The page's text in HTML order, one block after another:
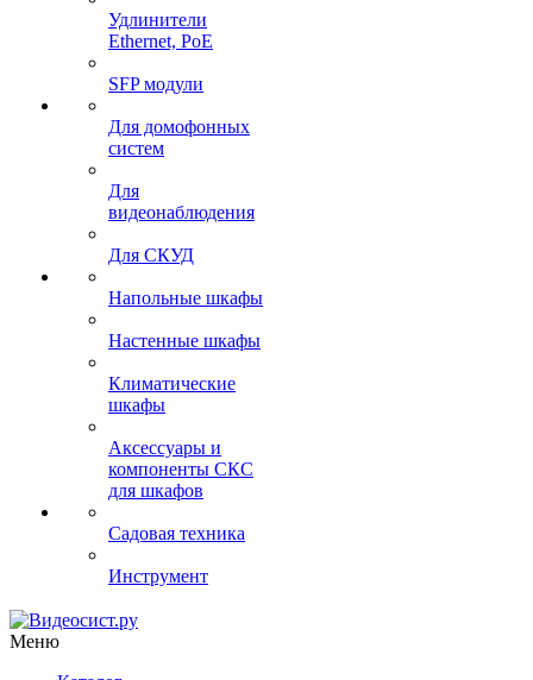
Удлинители
Ethernet, PoE
SFP модули
Для домофонных
систем
Для
видеонаблюдения
Для СКУД
Напольные шкафы
Настенные шкафы
Климатические
шкафы
Аксессуары и
компоненты СКС
для шкафов
Садовая техника
Инструмент
Меню